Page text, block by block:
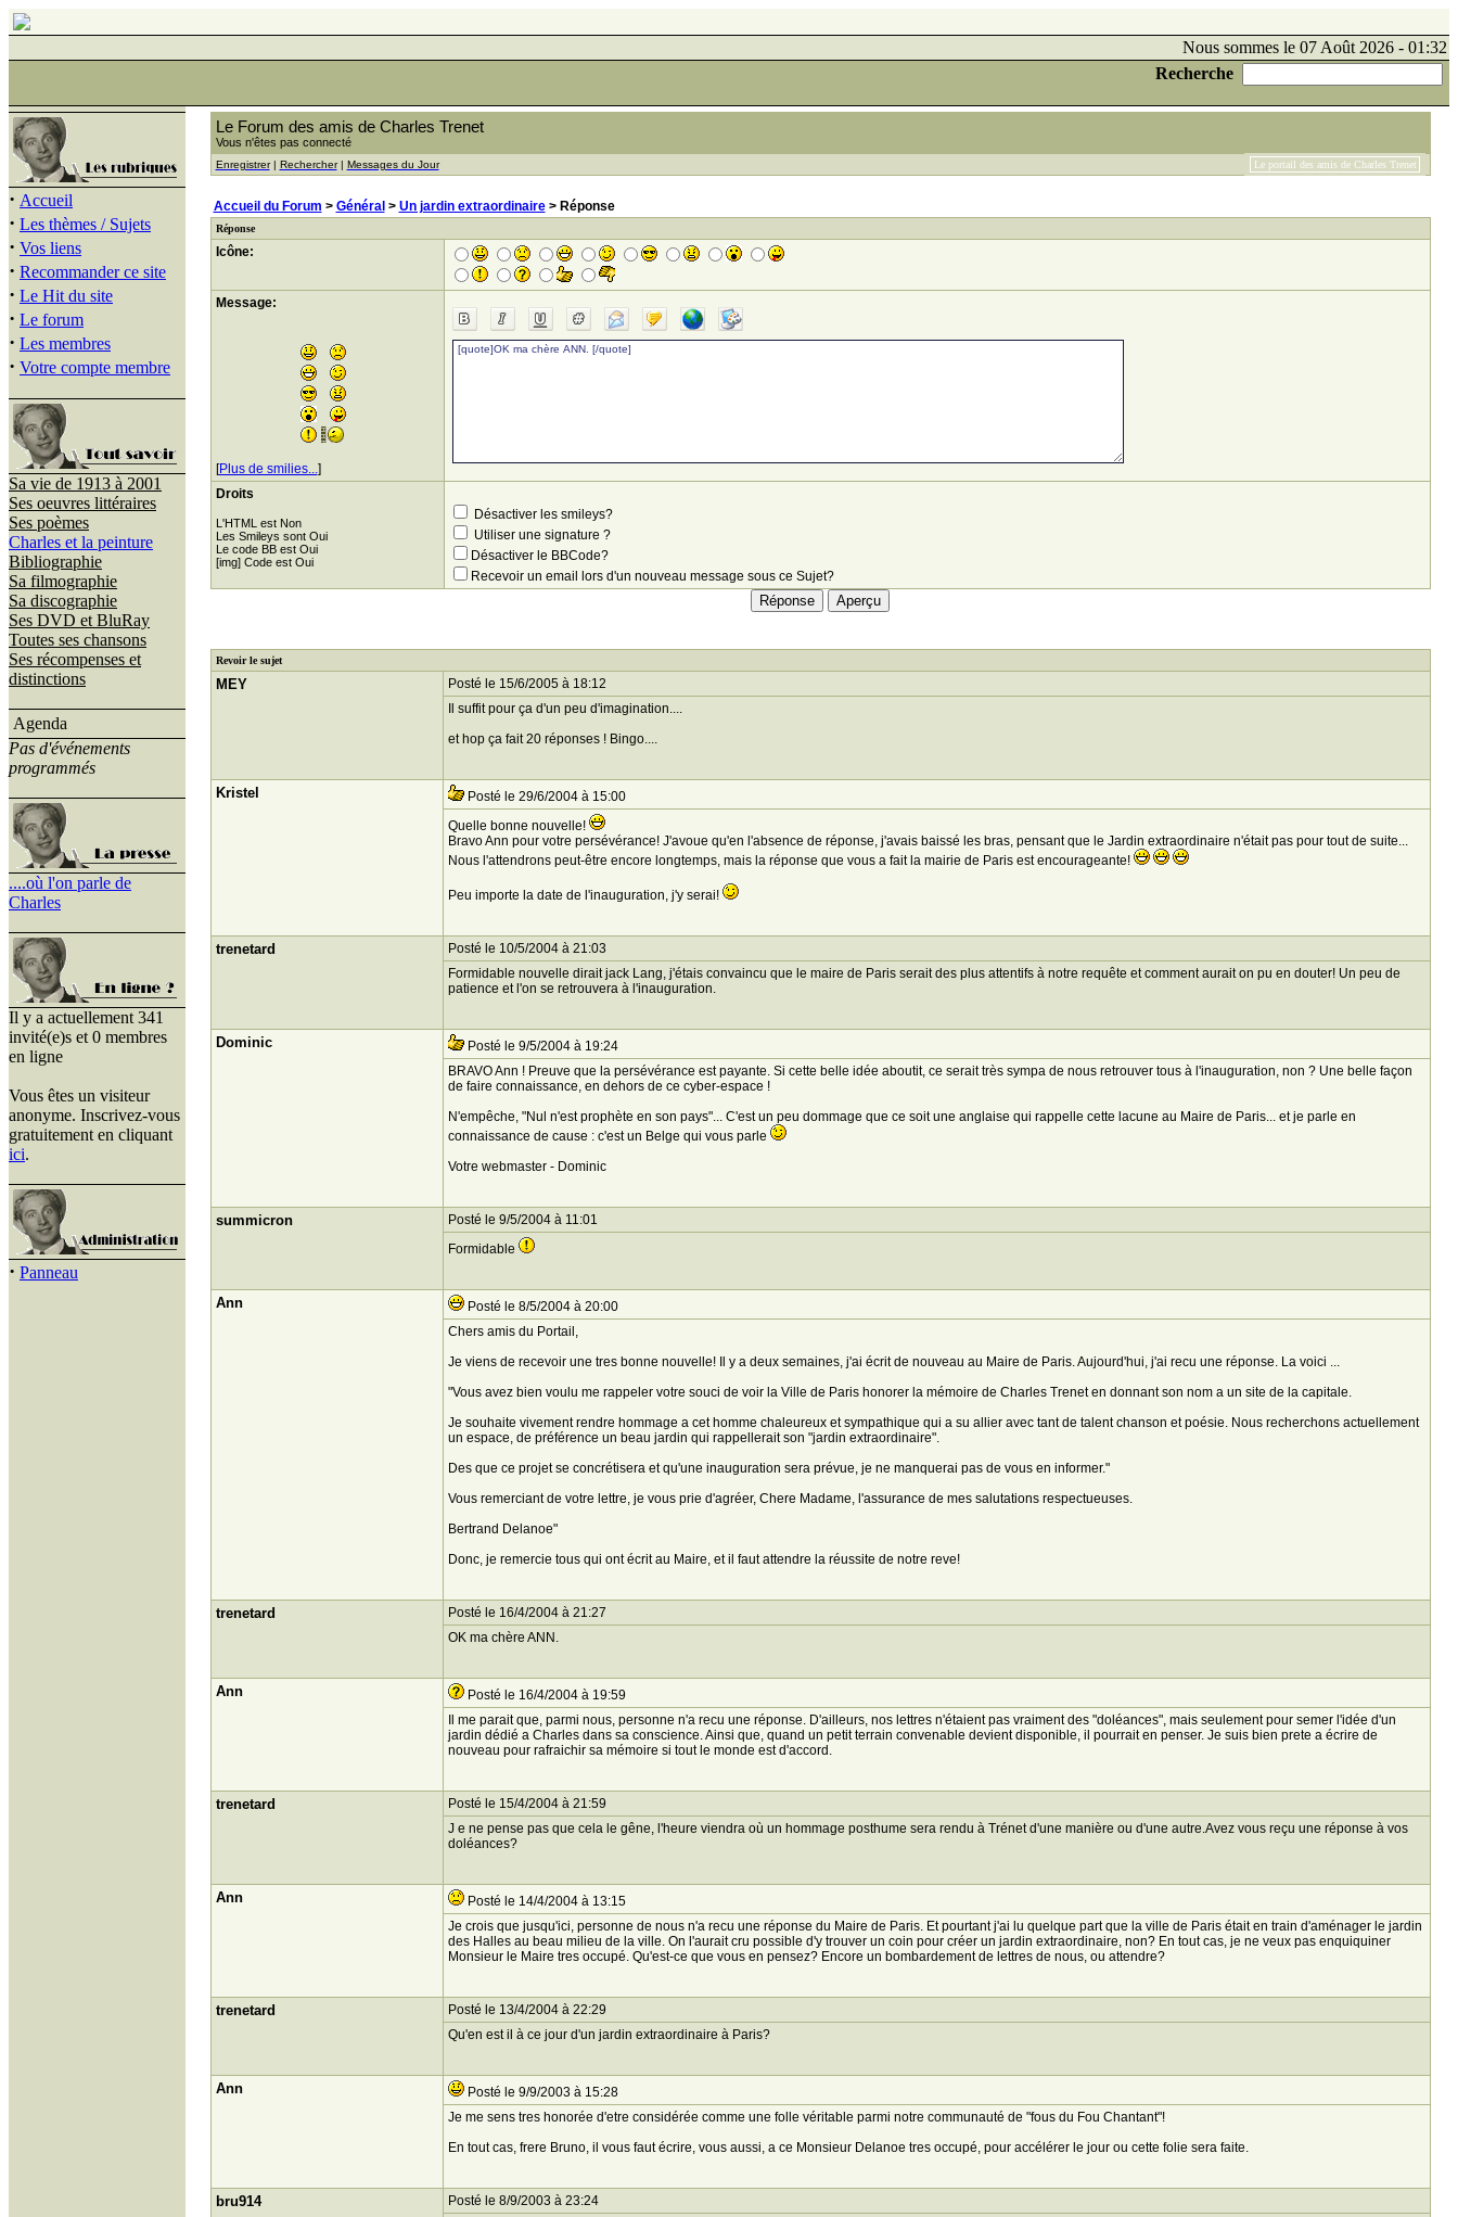
Nous sommes le 07 Août 2026 - 01:32
Recherche
· Accueil
· Les thèmes / Sujets
· Vos liens
· Recommander ce site
· Le Hit du site
· Le forum
· Les membres
· Votre compte membre
Sa vie de 1913 à 2001
Ses oeuvres littéraires
Ses poèmes
Charles et la peinture
Bibliographie
Sa filmographie
Sa discographie
Ses DVD et BluRay
Toutes ses chansons
Ses récompenses et
distinctions
Agenda
Pas d'événements
programmés
....où l'on parle de
Charles
Il y a actuellement 341
invité(e)s et 0 membres
en ligne
Vous êtes un visiteur
anonyme. Inscrivez-vous
gratuitement en cliquant
ici.
· Panneau
Le Forum des amis de Charles Trenet
Vous n'êtes pas connecté
Enregistrer| Rechercher| Messages du Jour Le portail des amis de Charles Trenet
Accueil du Forum > Général > Un jardin extraordinaire> Réponse
Réponse
Icône:
Message:
[Plus de smilies...]
Droits
L'HTML est Non
Les Smileys sont Oui
Le code BB est Oui
[img] Code est Oui
Désactiver les smileys?
Utiliser une signature ?
Désactiver le BBCode?
Recevoir un email lors d'un nouveau message sous ce Sujet?
Revoir le sujet
MEY
Posté le 15/6/2005 à 18:12
Il suffit pour ça d'un peu d'imagination....
et hop ça fait 20 réponses ! Bingo....
Kristel
Posté le 29/6/2004 à 15:00
Quelle bonne nouvelle!
Bravo Ann pour votre persévérance! J'avoue qu'en l'absence de réponse, j'avais baissé les bras, pensant que le Jardin extraordinaire n'était pas pour tout de suite...
Nous l'attendrons peut-être encore longtemps, mais la réponse que vous a fait la mairie de Paris est encourageante!
Peu importe la date de l'inauguration, j'y serai!
trenetard
Posté le 10/5/2004 à 21:03
Formidable nouvelle dirait jack Lang, j'étais convaincu que le maire de Paris serait des plus attentifs à notre requête et comment aurait on pu en douter! Un peu de
patience et l'on se retrouvera à l'inauguration.
Dominic
Posté le 9/5/2004 à 19:24
BRAVO Ann ! Preuve que la persévérance est payante. Si cette belle idée aboutit, ce serait très sympa de nous retrouver tous à l'inauguration, non ? Une belle façon
de faire connaissance, en dehors de ce cyber-espace !
N'empêche, "Nul n'est prophète en son pays"... C'est un peu dommage que ce soit une anglaise qui rappelle cette lacune au Maire de Paris... et je parle en
connaissance de cause : c'est un Belge qui vous parle
Votre webmaster - Dominic
summicron
Posté le 9/5/2004 à 11:01
Formidable
Ann
Posté le 8/5/2004 à 20:00
Chers amis du Portail,
Je viens de recevoir une tres bonne nouvelle! Il y a deux semaines, j'ai écrit de nouveau au Maire de Paris. Aujourd'hui, j'ai recu une réponse. La voici ...
"Vous avez bien voulu me rappeler votre souci de voir la Ville de Paris honorer la mémoire de Charles Trenet en donnant son nom a un site de la capitale.
Je souhaite vivement rendre hommage a cet homme chaleureux et sympathique qui a su allier avec tant de talent chanson et poésie. Nous recherchons actuellement
un espace, de préférence un beau jardin qui rappellerait son "jardin extraordinaire".
Des que ce projet se concrétisera et qu'une inauguration sera prévue, je ne manquerai pas de vous en informer."
Vous remerciant de votre lettre, je vous prie d'agréer, Chere Madame, l'assurance de mes salutations respectueuses.
Bertrand Delanoe"
Donc, je remercie tous qui ont écrit au Maire, et il faut attendre la réussite de notre reve!
trenetard
Posté le 16/4/2004 à 21:27
OK ma chère ANN.
Ann
Posté le 16/4/2004 à 19:59
Il me parait que, parmi nous, personne n'a recu une réponse. D'ailleurs, nos lettres n'étaient pas vraiment des "doléances", mais seulement pour semer l'idée d'un
jardin dédié a Charles dans sa conscience. Ainsi que, quand un petit terrain convenable devient disponible, il pourrait en penser. Je suis bien prete a écrire de
nouveau pour rafraichir sa mémoire si tout le monde est d'accord.
trenetard
Posté le 15/4/2004 à 21:59
J e ne pense pas que cela le gêne, l'heure viendra où un hommage posthume sera rendu à Trénet d'une manière ou d'une autre.Avez vous reçu une réponse à vos
doléances?
Ann
Posté le 14/4/2004 à 13:15
Je crois que jusqu'ici, personne de nous n'a recu une réponse du Maire de Paris. Et pourtant j'ai lu quelque part que la ville de Paris était en train d'aménager le jardin
des Halles au beau milieu de la ville. On l'aurait cru possible d'y trouver un coin pour créer un jardin extraordinaire, non? En tout cas, je ne veux pas enquiquiner
Monsieur le Maire tres occupé. Qu'est-ce que vous en pensez? Encore un bombardement de lettres de nous, ou attendre?
trenetard
Posté le 13/4/2004 à 22:29
Qu'en est il à ce jour d'un jardin extraordinaire à Paris?
Ann
Posté le 9/9/2003 à 15:28
Je me sens tres honorée d'etre considérée comme une folle véritable parmi notre communauté de "fous du Fou Chantant"!
En tout cas, frere Bruno, il vous faut écrire, vous aussi, a ce Monsieur Delanoe tres occupé, pour accélérer le jour ou cette folie sera faite.
bru914
Posté le 8/9/2003 à 23:24